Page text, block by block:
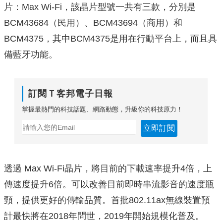
片：Max Wi-Fi，該晶片型號一共有三款，分別是
BCM43684（民用）、BCM43694（商用）和
BCM4375，其中BCM4375是用在行動平台上，而且具
備藍牙功能。
訂閱Ｔ客邦電子日報
掌握最熱門的科技話題、網路動態，升級你的科技原力！
立即訂閱
透過 Max Wi-Fi晶片，將目前的下載速率提升4倍，上
傳速度提升6倍。可以改善目前即時串流影音的速度瓶
頸，提供更好的傳輸品質。首批802.11ax無線裝置預
計最快將在2018年問世，2019年開始規模化普及。